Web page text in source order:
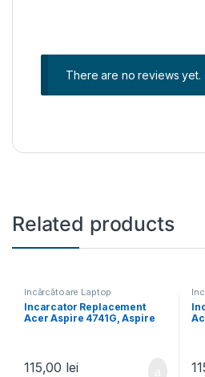
There are no reviews yet.
Related products
Încărcătoare Laptop
Incarcator Replacement
Acer Aspire 4741G, Aspire
Aspire 4745, Aspire 4749Z
115,00 lei